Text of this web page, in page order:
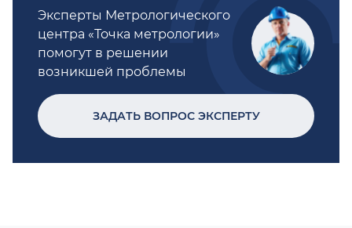
Эксперты Метрологического
центра «Точка метрологии»
помогут в решении
возникшей проблемы
ЗАДАТЬ ВОПРОС ЭКСПЕРТУ